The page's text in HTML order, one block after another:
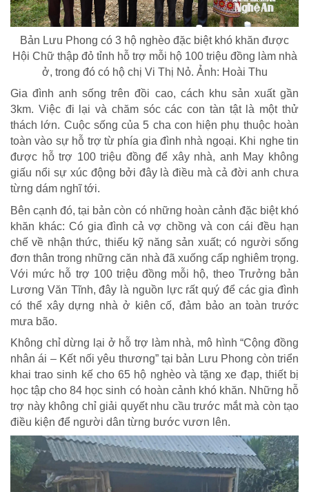
TRÁCH NHIỆM CỘNG ĐỒNG
Doanh nghiệp - Doanh nhân
Mô hình tiêu biểu
Bản Lưu Phong có 3 hộ nghèo đặc biệt khó khăn được
Hội Chữ thập đỏ tỉnh hỗ trợ mỗi hộ 100 triệu đồng làm nhà
ở, trong đó có hộ chị Vi Thị Nỏ. Ảnh: Hoài Thu
Gia đình anh sống trên đồi cao, cách khu sản xuất gần
3km. Việc đi lại và chăm sóc các con tàn tật là một thử
thách lớn. Cuộc sống của 5 cha con hiện phụ thuộc hoàn
toàn vào sự hỗ trợ từ phía gia đình nhà ngoại. Khi nghe tin
được hỗ trợ 100 triệu đồng để xây nhà, anh May không
giấu nổi sự xúc động bởi đây là điều mà cả đời anh chưa
từng dám nghĩ tới.
Bên cạnh đó, tại bản còn có những hoàn cảnh đặc biệt khó
khăn khác: Có gia đình cả vợ chồng và con cái đều hạn
chế về nhận thức, thiếu kỹ năng sản xuất; có người sống
đơn thân trong những căn nhà đã xuống cấp nghiêm trọng.
Với mức hỗ trợ 100 triệu đồng mỗi hộ, theo Trưởng bản
Lương Văn Tĩnh, đây là nguồn lực rất quý để các gia đình
có thể xây dựng nhà ở kiên cố, đảm bảo an toàn trước
mưa bão.
Không chỉ dừng lại ở hỗ trợ làm nhà, mô hình “Cộng đồng
nhân ái – Kết nối yêu thương” tại bản Lưu Phong còn triển
khai trao sinh kế cho 65 hộ nghèo và tặng xe đạp, thiết bị
học tập cho 84 học sinh có hoàn cảnh khó khăn. Những hỗ
trợ này không chỉ giải quyết nhu cầu trước mắt mà còn tạo
điều kiện để người dân từng bước vươn lên.